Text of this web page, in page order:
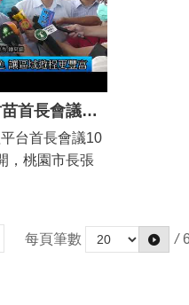
彩表演帶動現
和與會貴賓也
起嗨起來。吉
主辦單位也公
動現場會有10
誕樹，將在入
參與這場冬季
縣府文化觀光
」為主題，
氛、年輕流行
走進奇幻
新客家童
副縣長邱俐俐
虎族群最密集
友善石虎農作
，她感謝林業
府也會持續扮
，讓「綠網」
是守護山城的
區自112年起推
友善石虎農作
入，分布於通
有好歌欣賞
飯店住宿
1141009 桃竹竹苗首長會議暨湖海觀光宣傳記者會(影音新聞)
台首長會議10
，桃園市長張
科、新竹市代
案，隨後4縣
竹苗湖海觀
每頁筆數 /